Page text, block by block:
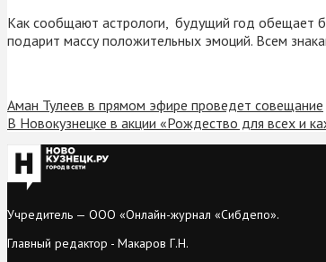
Как сообщают астрологи, будущий год обещает
подарит массу положительных эмоций. Всем
Аман Тулеев в прямом эфире проведет совещание
В Новокузнецке в акции «Рождество для всех и
Учредитель — ООО «Онлайн-журнал «Сибдепо».
Главный редактор - Макаров Г.Н.